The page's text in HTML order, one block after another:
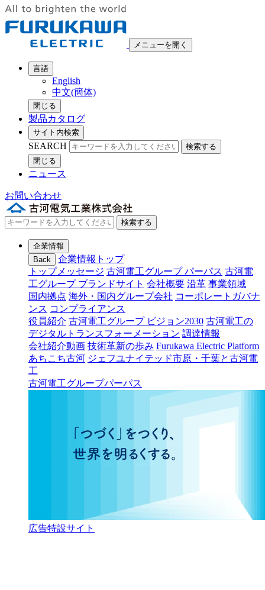
メニューを開く
言語
English
中文(簡体)
閉じる
製品カタログ
サイト内検索
SEARCH
検索する
閉じる
ニュース
お問い合わせ
検索する
企業情報
Back
企業情報トップ
トップメッセージ 古河電工グループ パーパス 古河電
工グループ ブランドサイト 会社概要 沿革 事業領域
国内拠点 海外・国内グループ会社 コーポレートガバナ
ンス コンプライアンス
役員紹介 古河電工グループ ビジョン2030 古河電工の
デジタルトランスフォーメーション 調達情報
会社紹介動画 技術革新の歩み Furukawa Electric Platform
あちこち古河 ジェフユナイテッド市原・千葉と古河電
工
古河電工グループパーパス
広告特設サイト